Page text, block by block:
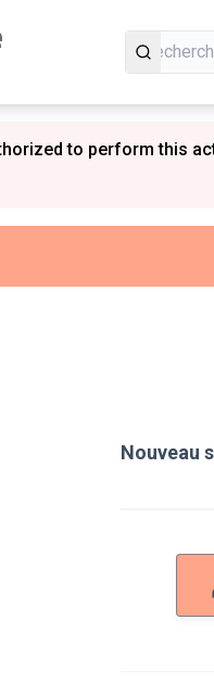
to perform this
Nouveau